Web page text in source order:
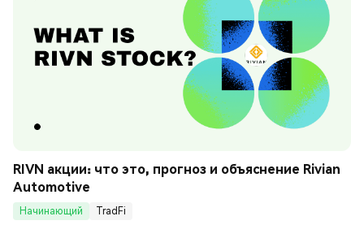
RIVN акции: что это, прогноз и объяснение Rivian
Automotive
Начинающий
TradFi